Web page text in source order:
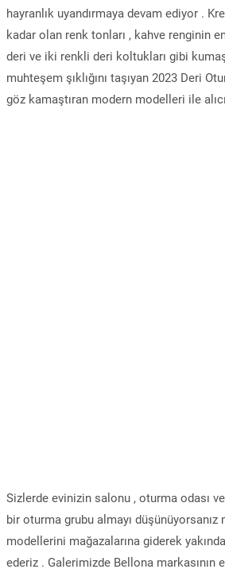
hayranlık uyandırmaya devam ediyor .
kadar olan renk tonları , kahve renginin
deri ve iki renkli deri koltukları gibi
muhteşem şıklığını taşıyan 2023 Deri
göz kamaştıran modern modelleri ile
Sizlerde evinizin salonu , oturma odası
bir oturma grubu almayı düşünüyorsanız
modellerini mağazalarına giderek
ederiz . Galerimizde Bellona markasının